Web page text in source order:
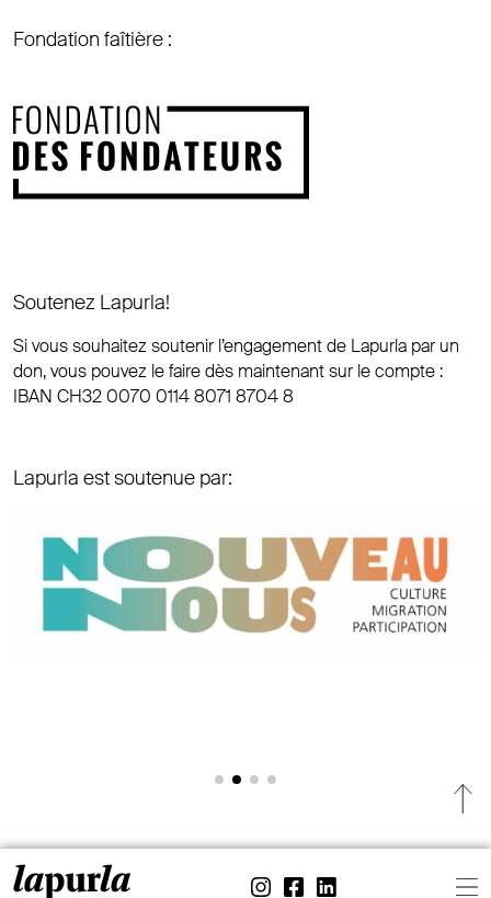
Fondation faîtière :
Soutenez Lapurla!
Si vous souhaitez soutenir l’engagement de Lapurla par un
don, vous pouvez le faire dès maintenant sur le compte :
IBAN CH32 0070 0114 8071 8704 8
Lapurla est soutenue par: